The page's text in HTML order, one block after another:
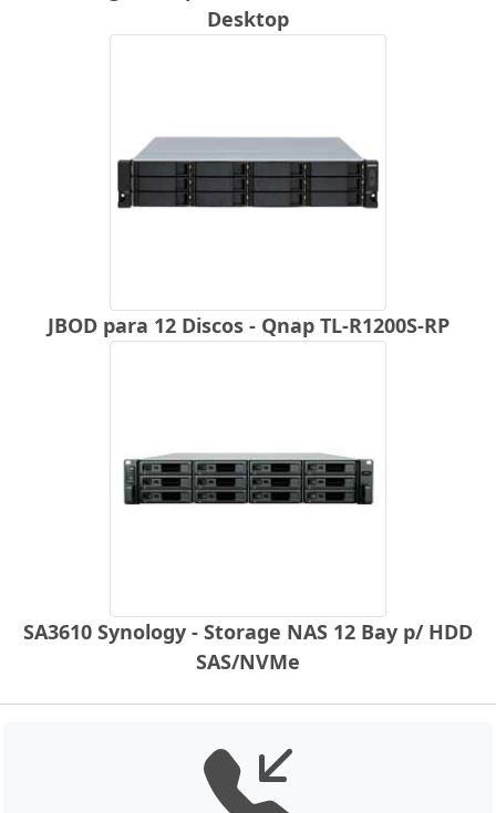
Desktop
JBOD para 12 Discos - Qnap TL-R1200S-RP
SA3610 Synology - Storage NAS 12 Bay p/ HDD
SAS/NVMe